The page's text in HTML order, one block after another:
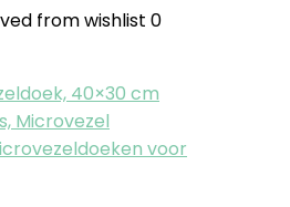
from wishlist 0